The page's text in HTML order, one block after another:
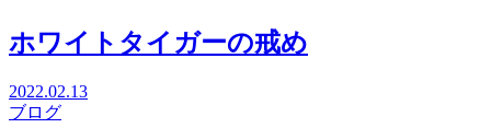
ホワイトタイガーの戒め
2022.02.13
ブログ